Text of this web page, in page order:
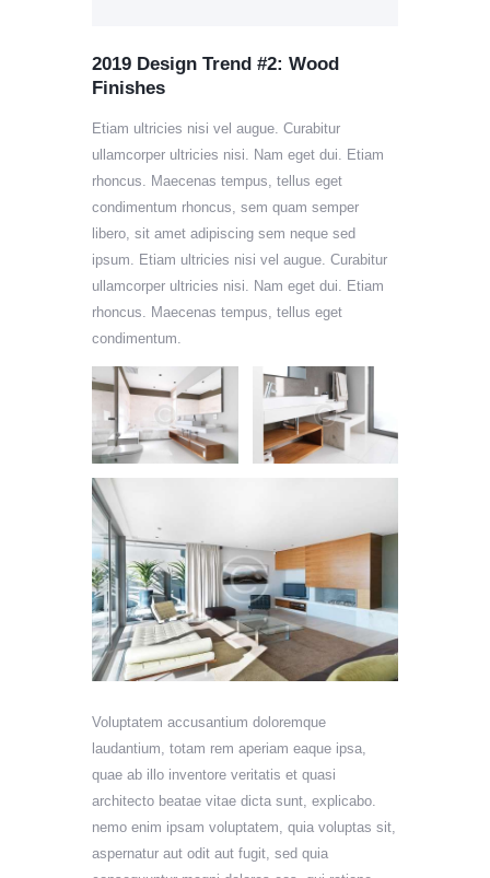
2019 Design Trend #2: Wood
Finishes
Etiam ultricies nisi vel augue. Curabitur
ullamcorper ultricies nisi. Nam eget dui. Etiam
rhoncus. Maecenas tempus, tellus eget
condimentum rhoncus, sem quam semper
libero, sit amet adipiscing sem neque sed
ipsum. Etiam ultricies nisi vel augue. Curabitur
ullamcorper ultricies nisi. Nam eget dui. Etiam
rhoncus. Maecenas tempus, tellus eget
condimentum.
Voluptatem accusantium doloremque
laudantium, totam rem aperiam eaque ipsa,
quae ab illo inventore veritatis et quasi
architecto beatae vitae dicta sunt, explicabo.
nemo enim ipsam voluptatem, quia voluptas sit,
aspernatur aut odit aut fugit, sed quia